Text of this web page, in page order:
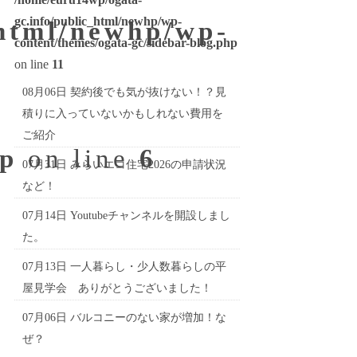
newhp/wp-
on line6
gc.info/public_html/newhp/wp-
content/themes/ogata-gc/sidebar-blog.php
on line 11
08月06日 契約後でも気が抜けない！？見
積りに入っていないかもしれない費用を
ご紹介
07月31日 みらいエコ住宅2026の申請状況
など！
07月14日 Youtubeチャンネルを開設しまし
た。
07月13日 一人暮らし・少人数暮らしの平
屋見学会 ありがとうございました！
07月06日 バルコニーのない家が増加！な
ぜ？